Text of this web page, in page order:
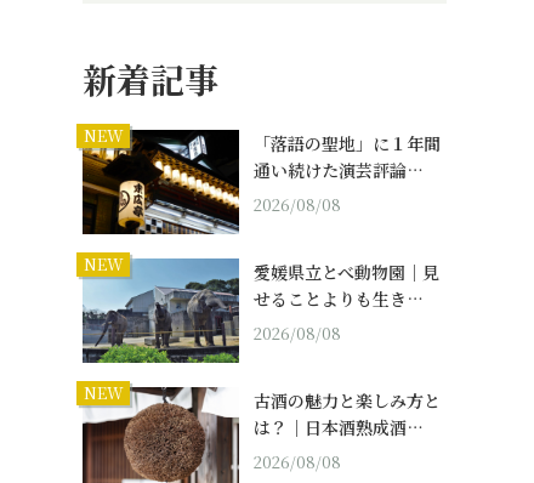
新着記事
NEW
「落語の聖地」に１年間
通い続けた演芸評論…
2026/08/08
NEW
愛媛県立とべ動物園｜見
せることよりも生き…
2026/08/08
NEW
古酒の魅力と楽しみ方と
は？｜日本酒熟成酒…
2026/08/08